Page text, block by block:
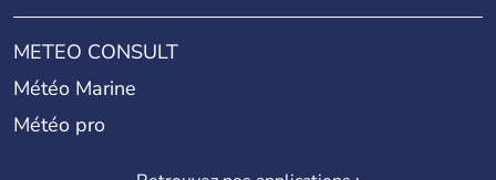
METEO CONSULT
Météo Marine
Météo pro